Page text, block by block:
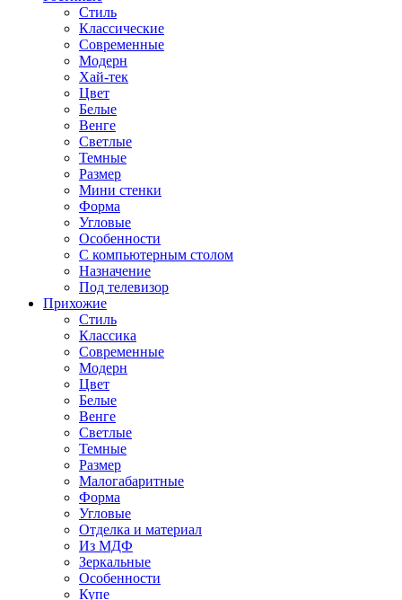
Стиль
Классические
Современные
Модерн
Хай-тек
Цвет
Белые
Венге
Светлые
Темные
Размер
Мини стенки
Форма
Угловые
Особенности
С компьютерным столом
Назначение
Под телевизор
Прихожие
Стиль
Классика
Современные
Модерн
Цвет
Белые
Венге
Светлые
Темные
Размер
Малогабаритные
Форма
Угловые
Отделка и материал
Из МДФ
Зеркальные
Особенности
Купе